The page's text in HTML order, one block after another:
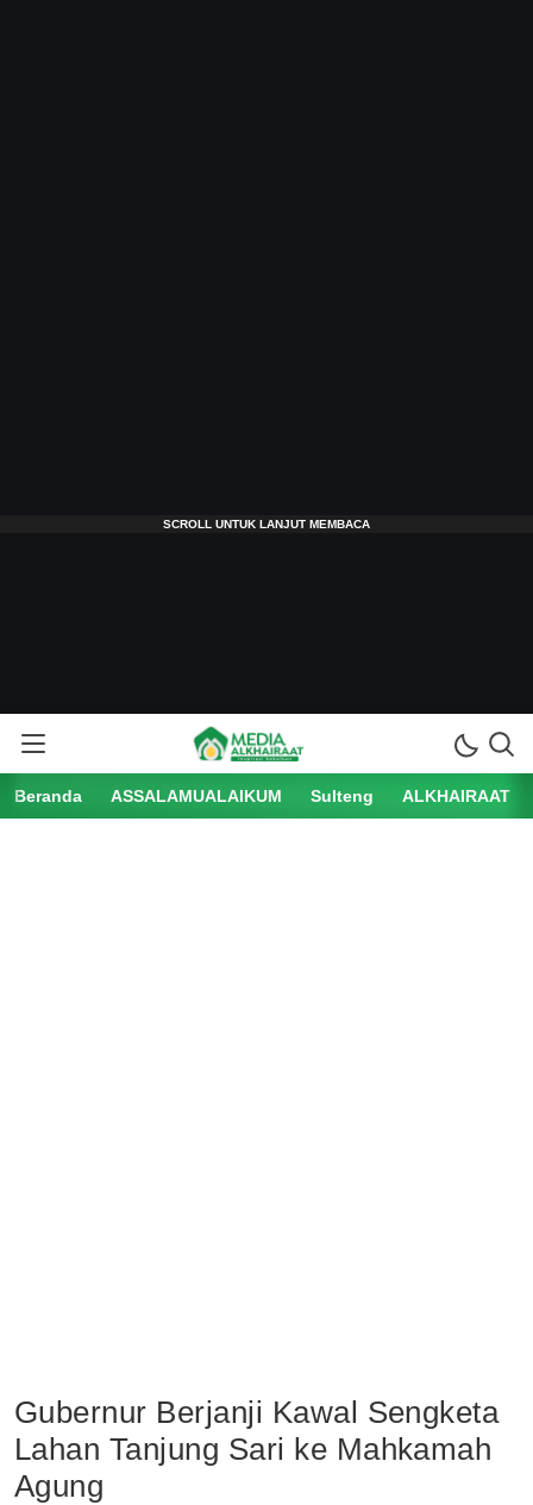
Beranda ASSALAMUALAIKUM Sulteng ALKHAIRAAT
Gubernur Berjanji Kawal Sengketa
Lahan Tanjung Sari ke Mahkamah
Agung